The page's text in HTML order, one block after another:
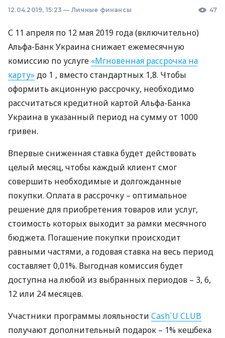
12.04.2019, 15:23 — Личные финансы 47
С 11 апреля по 12 мая 2019 года (включительно)
Альфа-Банк Украина снижает ежемесячную
комиссию по услуге «Мгновенная рассрочка на
карту» до 1 , вместо стандартных 1,8. Чтобы
оформить акционную рассрочку, необходимо
рассчитаться кредитной картой Альфа-Банка
Украина в указанный период на сумму от 1000
гривен.
Впервые сниженная ставка будет действовать
целый месяц, чтобы каждый клиент смог
совершить необходимые и долгожданные
покупки. Оплата в рассрочку – оптимальное
решение для приобретения товаров или услуг,
стоимость которых выходит за рамки месячного
бюджета. Погашение покупки происходит
равными частями, а годовая ставка на весь период
составляет 0,01%. Выгодная комиссия будет
доступна на любой из выбранных периодов – 3, 6,
12 или 24 месяцев.
Участники программы лояльности Cash`U CLUB
получают дополнительный подарок – 1% кешбека